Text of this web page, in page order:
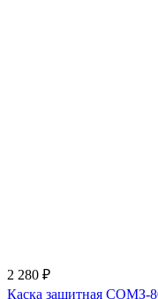
2 280 ₽
Каска защитная СОМЗ-